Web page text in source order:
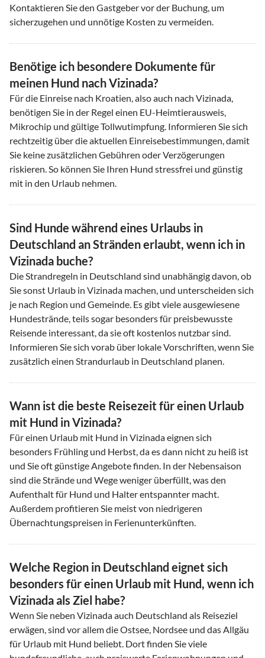
Kontaktieren Sie den Gastgeber vor der Buchung, um
sicherzugehen und unnötige Kosten zu vermeiden.
Benötige ich besondere Dokumente für
meinen Hund nach Vizinada?
Für die Einreise nach Kroatien, also auch nach Vizinada,
benötigen Sie in der Regel einen EU-Heimtierausweis,
Mikrochip und gültige Tollwutimpfung. Informieren Sie sich
rechtzeitig über die aktuellen Einreisebestimmungen, damit
Sie keine zusätzlichen Gebühren oder Verzögerungen
riskieren. So können Sie Ihren Hund stressfrei und günstig
mit in den Urlaub nehmen.
Sind Hunde während eines Urlaubs in
Deutschland an Stränden erlaubt, wenn ich in
Vizinada buche?
Die Strandregeln in Deutschland sind unabhängig davon, ob
Sie sonst Urlaub in Vizinada machen, und unterscheiden sich
je nach Region und Gemeinde. Es gibt viele ausgewiesene
Hundestrände, teils sogar besonders für preisbewusste
Reisende interessant, da sie oft kostenlos nutzbar sind.
Informieren Sie sich vorab über lokale Vorschriften, wenn Sie
zusätzlich einen Strandurlaub in Deutschland planen.
Wann ist die beste Reisezeit für einen Urlaub
mit Hund in Vizinada?
Für einen Urlaub mit Hund in Vizinada eignen sich
besonders Frühling und Herbst, da es dann nicht zu heiß ist
und Sie oft günstige Angebote finden. In der Nebensaison
sind die Strände und Wege weniger überfüllt, was den
Aufenthalt für Hund und Halter entspannter macht.
Außerdem profitieren Sie meist von niedrigeren
Übernachtungspreisen in Ferienunterkünften.
Welche Region in Deutschland eignet sich
besonders für einen Urlaub mit Hund, wenn ich
Vizinada als Ziel habe?
Wenn Sie neben Vizinada auch Deutschland als Reiseziel
erwägen, sind vor allem die Ostsee, Nordsee und das Allgäu
für Urlaub mit Hund beliebt. Dort finden Sie viele